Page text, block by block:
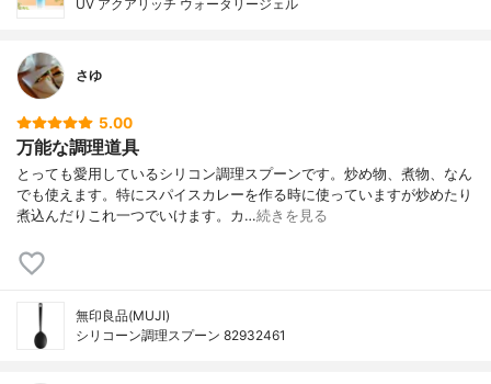
UV アクアリッチ ウォータリージェル
さゆ
5.00
万能な調理道具
とっても愛用しているシリコン調理スプーンです。炒め物、煮物、なん
でも使えます。特にスパイスカレーを作る時に使っていますが炒めたり
煮込んだりこれ一つでいけます。カ…続きを見る
無印良品(MUJI)
シリコーン調理スプーン 82932461